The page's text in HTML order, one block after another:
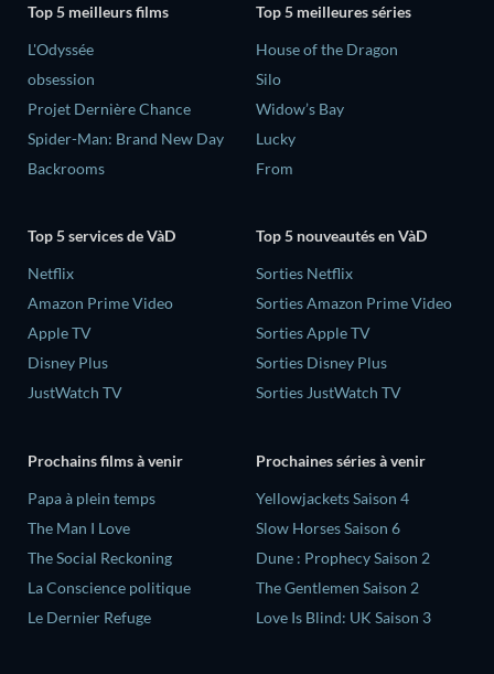
Top 5 meilleurs films
L'Odyssée
obsession
Projet Dernière Chance
Spider-Man: Brand New Day
Backrooms
Top 5 meilleures séries
House of the Dragon
Silo
Widow’s Bay
Lucky
From
Top 5 services de VàD
Netflix
Amazon Prime Video
Apple TV
Disney Plus
JustWatch TV
Top 5 nouveautés en VàD
Sorties Netflix
Sorties Amazon Prime Video
Sorties Apple TV
Sorties Disney Plus
Sorties JustWatch TV
Prochains films à venir
‎Papa à plein temps
The Man I Love
The Social Reckoning
La Conscience politique
Le Dernier Refuge
Prochaines séries à venir
Yellowjackets Saison 4
Slow Horses Saison 6
Dune : Prophecy Saison 2
The Gentlemen Saison 2
Love Is Blind: UK Saison 3